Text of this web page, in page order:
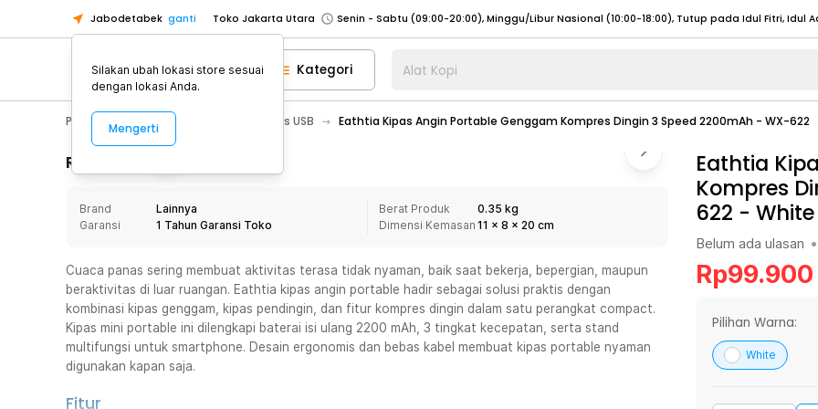
Jabodetabek ganti Toko Jakarta Utara
Toko Tangerang
Toko Cikupa
Pick n Go Jakarta Barat
Senin - Jumat (07:00 - 20:00), Sabtu - Minggu (08:00 - 20:00), Tutup pada Idul Fitri
Pick n Go Bekasi
Senin - Jumat (08:00 - 20:00), Sabtu - Minggu/ Libur Nasional (08:00 - 17:00) Selengkapnya
Senin - Jumat (08:00 - 20:00), Sabtu - Minggu/ Libur Nasional (08:00 - 17:00) Selengkapnya
Senin - Sabtu (09:00-20:00), Minggu/Libur Nasional (12:00-20:00), Tutup pada Idul Fitri
Senin - Sabtu (09:00-20:00), Minggu/Libur Nasional (12:00-20:00), Tutup pada Idul Fitri
Toko Tangerang
Toko Cikupa
Pick n Go Jakarta Barat
Senin - Jumat (07:00 - 20:00), Sabtu - Minggu (08:00 - 20:00), Tutup pada Idul Fitri
Pick n Go Bekasi
Senin - Jumat (08:00 - 20:00), Sabtu - Minggu/ Libur Nasional (08:00 - 17:00) Selengkapnya
Kategori Alat Kopi
PC & Laptop Aksesoris USB Kipas USB Eathtia Kipas Angin Portable Genggam Kompres Dingin 3 Speed 2200mAh - WX-622
Rincian Produk
Brand
Lainnya
Garansi
1 Tahun Garansi Toko
Berat Produk
0.35 kg
Dimensi Kemasan 11 x 8 x 20 cm
Cuaca panas sering membuat aktivitas terasa tidak nyaman, baik saat bekerja, bepergian, maupun
beraktivitas di luar ruangan. Eathtia kipas angin portable hadir sebagai solusi praktis dengan
kombinasi kipas genggam, kipas pendingin, dan fitur kompres dingin dalam satu perangkat compact.
Kipas mini portable ini dilengkapi baterai isi ulang 2200 mAh, 3 tingkat kecepatan, serta stand
multifungsi untuk smartphone. Desain ergonomis dan bebas kabel membuat kipas portable nyaman
digunakan kapan saja.
Fitur
Eathtia
Kompres
622 - White
Belum ada ulasan •
Rp99.900
Pilihan Warna:
White
Silakan ubah lokasi store sesuai
dengan lokasi Anda.
Mengerti